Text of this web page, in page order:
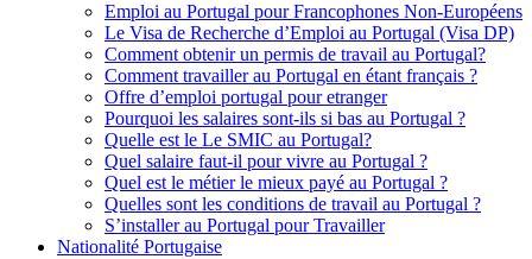
Emploi au Portugal pour Francophones Non-Européens
Le Visa de Recherche d’Emploi au Portugal (Visa DP)
Comment obtenir un permis de travail au Portugal?
Comment travailler au Portugal en étant français ?
Offre d’emploi portugal pour etranger
Pourquoi les salaires sont-ils si bas au Portugal ?
Quelle est le Le SMIC au Portugal?
Quel salaire faut-il pour vivre au Portugal ?
Quel est le métier le mieux payé au Portugal ?
Quelles sont les conditions de travail au Portugal ?
S’installer au Portugal pour Travailler
Nationalité Portugaise